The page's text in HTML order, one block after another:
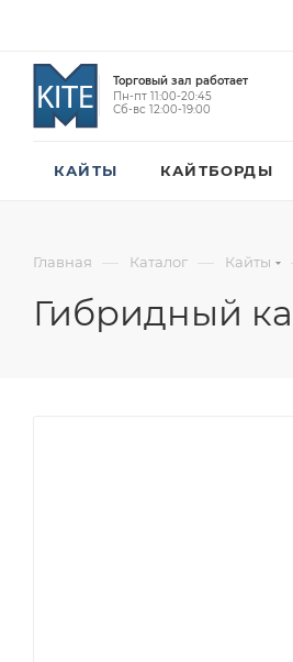
Торговый зал работает
Пн-пт 11:00-20:45
Сб-вс 12:00-19:00
КАЙТЫ КАЙТБОРДЫ
Главная — Каталог — Кайты
Гибридный